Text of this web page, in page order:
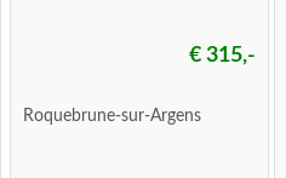
€ 315,-
Roquebrune-sur-Argens